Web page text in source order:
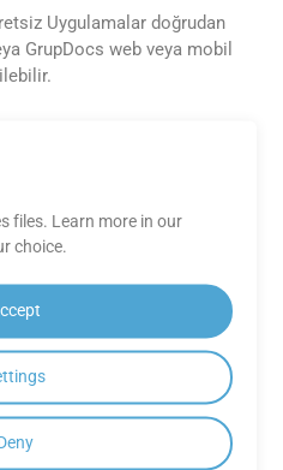
Uygulamalar doğrudan
GrupDocs web veya mobil
Bulut Ücretsiz
Uygulamalar dönüşüm
sağlamak.
miyim
PDF
sayfa aralıklarını
files. Learn more in our
choice.